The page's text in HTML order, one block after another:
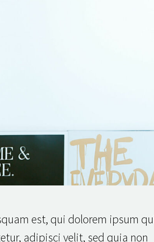
est, qui dolorem ipsum
adipisci velit, sed quia non